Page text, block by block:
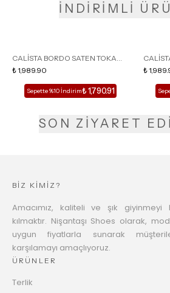
İNDİRİMLİ
CALİSTA BORDO SATEN TOKA
DETAY SİVRİ BURUN KADIN
TOPUKLU TERLİK
₺ 1,989.90
Sepette %10 İndirim₺ 1,790.91
DETAY
₺
SON ZİYARET
BİZ KİMİZ?
Amacımız, kaliteli ve şık
kılmaktır. Nişantaşı Shoes olarak,
uygun fiyatlarla sunarak
karşılamayı amaçlıyoruz.
ÜRÜNLER
Terlik